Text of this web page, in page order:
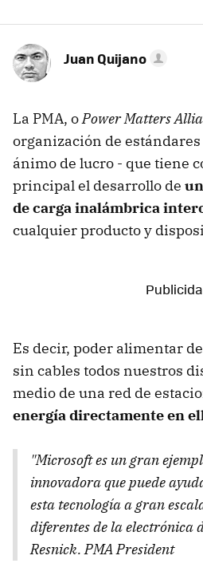
Juan Quijano
La PMA, oPower Matters
organización de
ánimo de lucro - que tiene
principal el desarrollo de
de carga inalámbrica
cualquier producto y
Es decir, poder alimentar
sin cables todos nuestros
medio de una red de
energía directamente en
"Microsoft es un gran
innovadora que puede
esta tecnología a gran
diferentes de la electrónica
Resnick. PMA President